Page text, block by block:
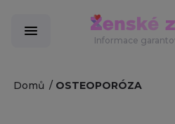
Informace
Domů OSTEOPORÓZA